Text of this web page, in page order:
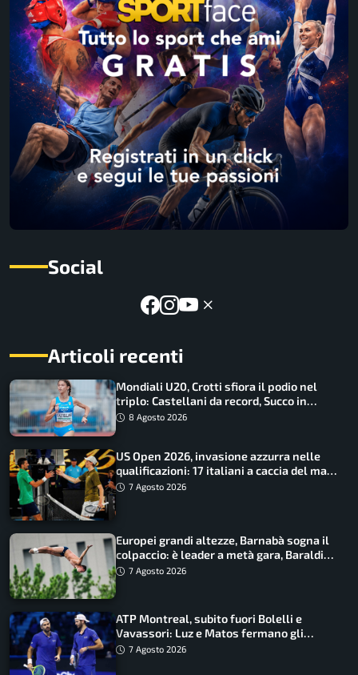
Social
Articoli recenti
Mondiali U20, Crotti sfiora il podio nel
triplo: Castellani da record, Succo in
finale
8 Agosto 2026
US Open 2026, invasione azzurra nelle
qualificazioni: 17 italiani a caccia del main
draw7 Agosto 2026
Europei grandi altezze, Barnabà sogna il
colpaccio: è leader a metà gara, Baraldi
ancora in corsa
7 Agosto 2026
ATP Montreal, subito fuori Bolelli e
Vavassori: Luz e Matos fermano gli
azzurri
7 Agosto 2026